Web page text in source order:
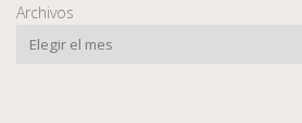
Archivos